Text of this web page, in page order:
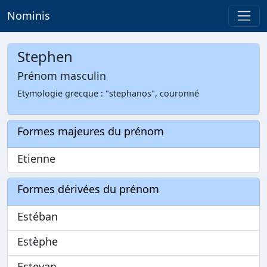
Nominis
Stephen
Prénom masculin
Etymologie grecque : "stephanos", couronné
Formes majeures du prénom
Etienne
Formes dérivées du prénom
Estéban
Estèphe